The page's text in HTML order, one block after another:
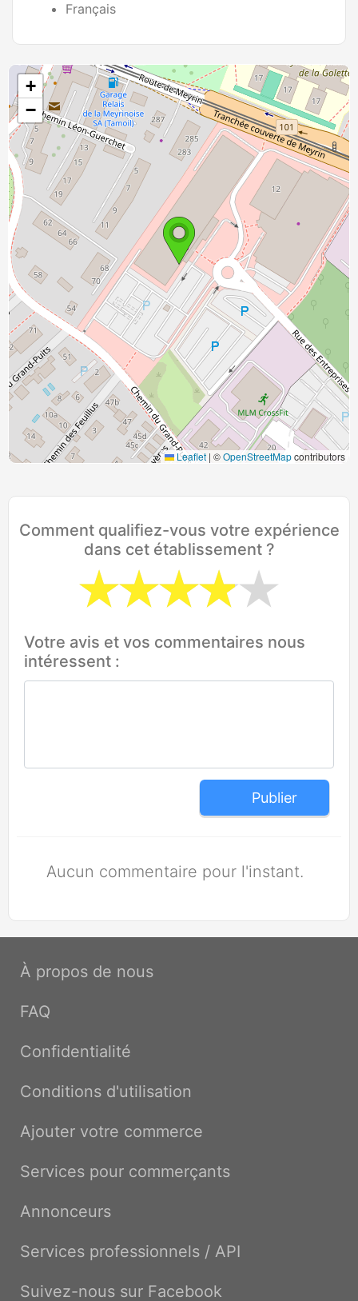
Français
+
−
Leaflet | ©OpenStreetMapcontributors
Comment qualifiez-vous votre expérience
dans cet établissement ?
Votre avis et vos commentaires nous
intéressent :
Publier
Aucun commentaire pour l'instant.
À propos de nous
FAQ
Confidentialité
Conditions d'utilisation
Ajouter votre commerce
Services pour commerçants
Annonceurs
Services professionnels / API
Suivez-nous sur Facebook